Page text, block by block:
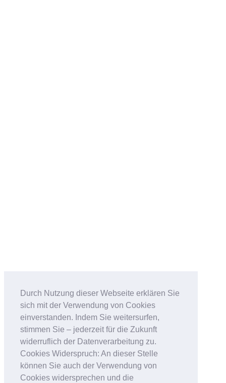
Durch Nutzung dieser Webseite erklären Sie
sich mit der Verwendung von Cookies
einverstanden. Indem Sie weitersurfen,
stimmen Sie – jederzeit für die Zukunft
widerruflich der Datenverarbeitung zu.
Cookies Widerspruch: An dieser Stelle
können Sie auch der Verwendung von
Cookies widersprechen und die